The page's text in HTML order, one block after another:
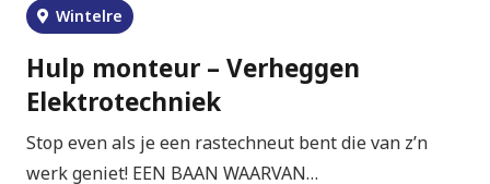
Wintelre
Hulp monteur – Verheggen
Elektrotechniek
Stop even als je een rastechneut bent die van z’n
werk geniet! EEN BAAN WAARVAN…